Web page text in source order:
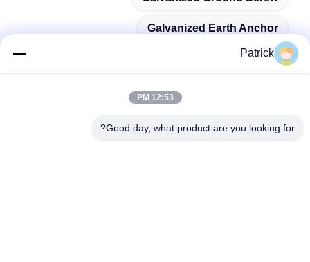
Galvanized Earth Anchor
Patrick
12:53 PM
Good day, what product are you looking for?